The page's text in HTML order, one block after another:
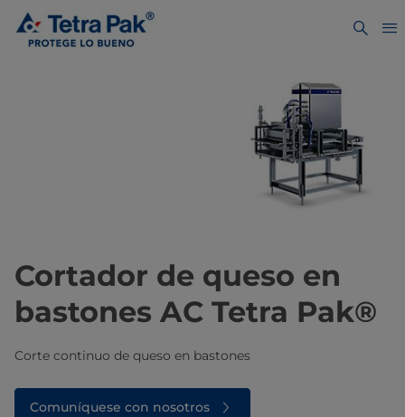
Cortador de queso en
bastones AC Tetra Pak®
Corte continuo de queso en bastones
Comuníquese con nosotros